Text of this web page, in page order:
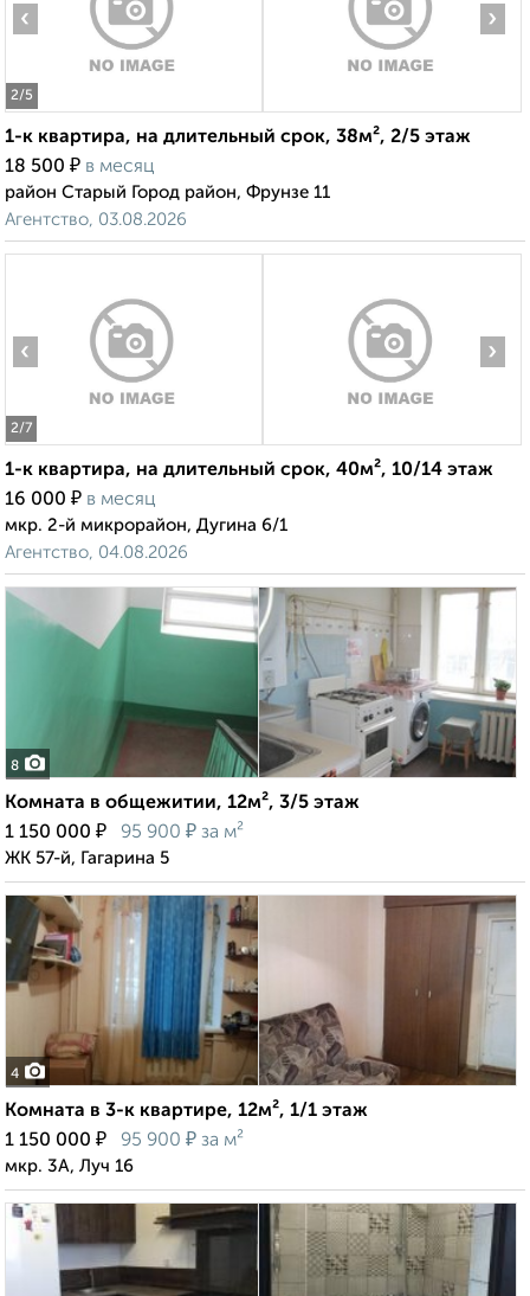
2/5
‹ ›
1-к квартира, на длительный срок, 38м², 2/5 этаж
18 500 ₽ в месяц
район Старый Город район, Фрунзе 11
Агентство, 03.08.2026
2/7
‹ ›
1-к квартира, на длительный срок, 40м², 10/14 этаж
16 000 ₽ в месяц
мкр. 2-й микрорайон, Дугина 6/1
Агентство, 04.08.2026
8
Комната в общежитии, 12м², 3/5 этаж
1 150 000 ₽ 95 900 ₽ за м²
ЖК 57-й, Гагарина 5
4
Комната в 3-к квартире, 12м², 1/1 этаж
1 150 000 ₽ 95 900 ₽ за м²
мкр. 3А, Луч 16